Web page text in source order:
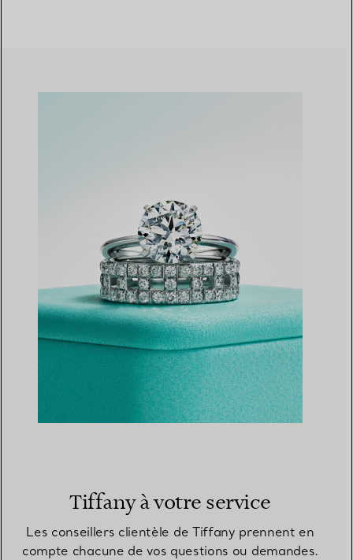
Tiffany à votre service
Les conseillers clientèle de Tiffany prennent en
compte chacune de vos questions ou demandes.